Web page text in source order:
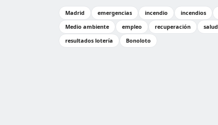
Madrid emergencias incendio incendios
Medio ambiente
empleo recuperación salud
resultados lotería
Bonoloto